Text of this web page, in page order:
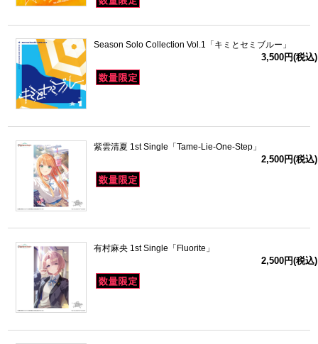
Season Solo Collection Vol.1「キミとセミブルー」
3,500円(税込)
紫雲清夏 1st Single「Tame-Lie-One-Step」
2,500円(税込)
有村麻央 1st Single「Fluorite」
2,500円(税込)